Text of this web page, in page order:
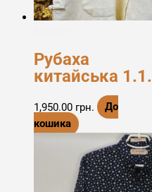
Рубаха
китайська 1.1.
1,950.00 грн.
До
кошика